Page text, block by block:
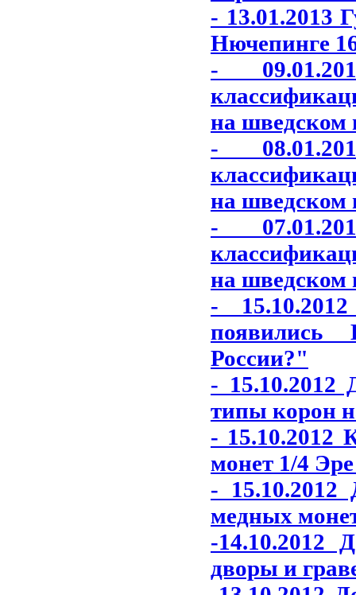
- 13.01.2013
Нючепинге
-
на шведском
-
на шведском
-
на шведском
-
появились
России?"
- 15.10.2012
типы корон
- 15.10.2012
монет 1/4
- 15.10.2012
медных
-14.10.2012
дворы и